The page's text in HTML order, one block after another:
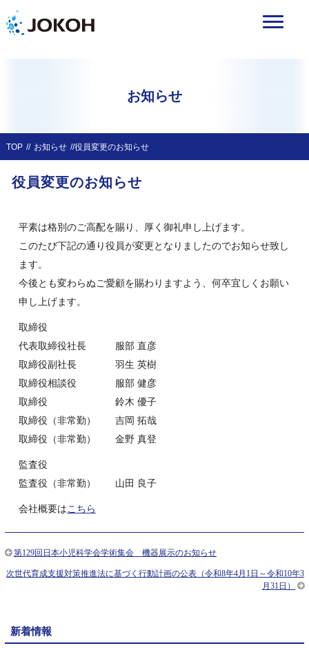
お知らせ
TOP お知らせ 役員変更のお知らせ
役員変更のお知らせ
平素は格別のご高配を賜り、厚く御礼申し上げます。
このたび下記の通り役員が変更となりましたのでお知らせ致し
ます。
今後とも変わらぬご愛顧を賜わりますよう、何卒宜しくお願い
申し上げます。
取締役
代表取締役社長 服部 直彦
取締役副社長 羽生 英樹
取締役相談役 服部 健彦
取締役 鈴木 優子
取締役（非常勤） 吉岡 拓哉
取締役（非常勤） 金野 真登
監査役
監査役（非常勤） 山田 良子
会社概要はこちら
第129回日本小児科学会学術集会 機器展示のお知らせ
次世代育成支援対策推進法に基づく行動計画の公表（令和8年4月1日～令和10年3
月31日）
新着情報